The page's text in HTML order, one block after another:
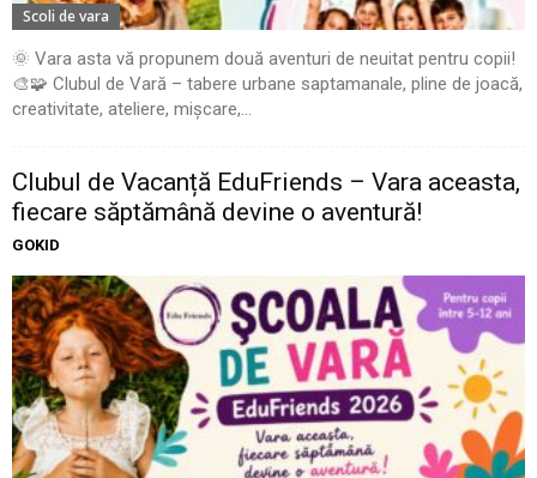
Scoli de vara
🌞 Vara asta vă propunem două aventuri de neuitat pentru copii!
🎨🧩 Clubul de Vară – tabere urbane saptamanale, pline de joacă,
creativitate, ateliere, mișcare,...
Clubul de Vacanță EduFriends – Vara aceasta,
fiecare săptămână devine o aventură!
GOKID